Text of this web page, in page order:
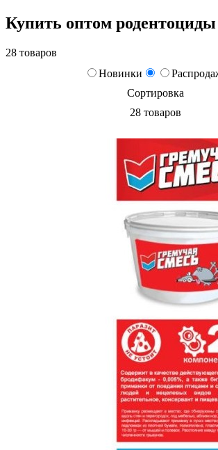
Купить оптом родентоциды
28 товаров
Новинки
Сортировка
28 товаров